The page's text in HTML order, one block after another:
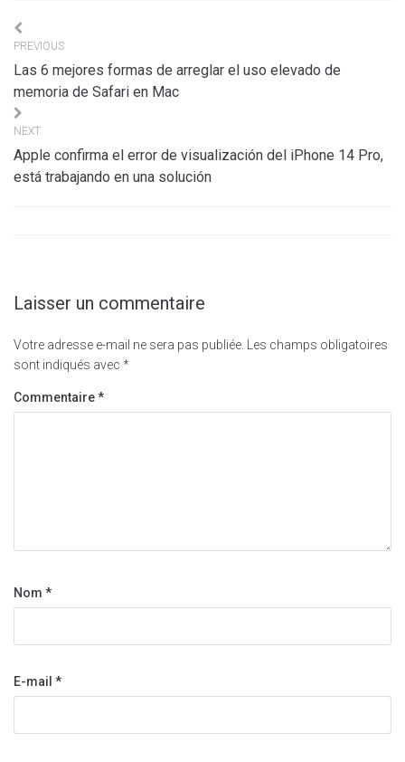
Navigation
de
l’article
PREVIOUS
Las 6 mejores formas de arreglar el uso elevado de
memoria de Safari en Mac
NEXT
Apple confirma el error de visualización del iPhone 14 Pro,
está trabajando en una solución
Laisser un commentaire
Votre adresse e-mail ne sera pas publiée. Les champs obligatoires
sont indiqués avec *
Commentaire*
Nom *
E-mail *